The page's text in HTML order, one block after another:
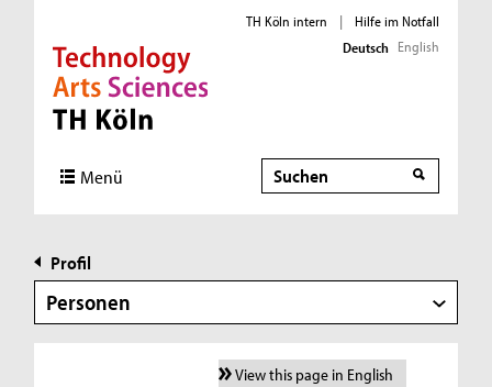
Direkt zur Hauptnavigation
Direkt zur Subnavigation
Direkt zum Inhalt
Direkt zum Fußbereich
TH Köln intern |
Hilfe im Notfall
Deutsch English
Menü Suche
Profil
Personen
View this page in English